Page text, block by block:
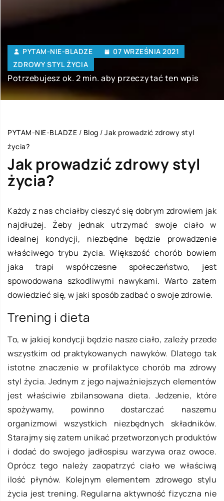
PYTAM-NIE-BLADZE
07 WRZEŚNIA 2021
ZDROWY STYL ŻYCIA
Potrzebujesz ok. 2 min. aby przeczytać ten wpis
PYTAM-NIE-BLADZE / Blog / Jak prowadzić zdrowy styl
życia?
Jak prowadzić zdrowy styl
życia?
Każdy z nas chciałby cieszyć się dobrym zdrowiem jak
najdłużej. Żeby jednak utrzymać swoje ciało w
idealnej kondycji, niezbędne będzie prowadzenie
właściwego trybu życia. Większość chorób bowiem
jaka trapi współczesne społeczeństwo, jest
spowodowana szkodliwymi nawykami. Warto zatem
dowiedzieć się, w jaki sposób zadbać o swoje zdrowie.
Trening i dieta
To, w jakiej kondycji będzie nasze ciało, zależy przede
wszystkim od praktykowanych nawyków. Dlatego tak
istotne znaczenie w profilaktyce chorób ma zdrowy
styl życia. Jednym z jego najważniejszych elementów
jest właściwie zbilansowana dieta. Jedzenie, które
spożywamy, powinno dostarczać naszemu
organizmowi wszystkich niezbędnych składników.
Starajmy się zatem unikać przetworzonych produktów
i dodać do swojego jadłospisu warzywa oraz owoce.
Oprócz tego należy zaopatrzyć ciało we właściwą
ilość płynów. Kolejnym elementem zdrowego stylu
życia jest trening. Regularna aktywność fizyczna nie